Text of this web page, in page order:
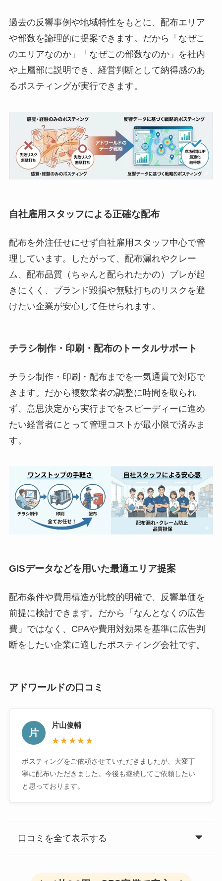
過去の反響事例や地域特性をもとに、配布エリア
や部数を論理的に提案できます。だから「なぜこ
のエリアなのか」「なぜこの部数なのか」を社内
や上層部に説明でき、経営判断として納得感のあ
るポスティングが実行できます。
自社雇用スタッフによる正確な配布
配布を外注任せにせず自社雇用スタッフ中心で管
理しています。したがって、配布漏れやクレー
ム、配布品質（ちゃんと配られたかの）ブレが起
きにくく、ブランド毀損や無駄打ちのリスクを避
けたい企業が安心して任せられます。
チラシ制作・印刷・配布のトータルサポート
チラシ制作・印刷・配布までを一気通貫で対応で
きます。だから複数業者の調整に時間を取られ
ず、意思決定から実行までをスピーディーに進め
たい経営者にとって管理コストが最小限で済みま
す。
GISデータなどを用いた最適エリア提案
配布条件や費用構造が比較的明確で、反響単価を
前提に検討できます。だから「なんとなくの広告
費」ではなく、CPAや費用対効果を基準に広告判
断をしたい企業に適したポスティング会社です。
アドワールドの口コミ
片
片山俊輔
★★★★★
ポスティングをご依頼させていただきましたが、大変丁
寧に配布いただきました。今後も継続してご依頼したい
と思っております。
口コミを全て表示する